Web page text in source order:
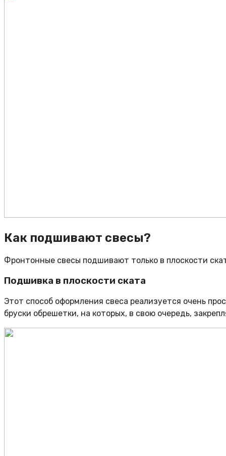
Как подшивают свесы?
Фронтонные свесы подшивают только в плоскости
Подшивка в плоскости ската
Этот способ оформления свеса реализуется очень
бруски обрешетки, на которых, в свою очередь,